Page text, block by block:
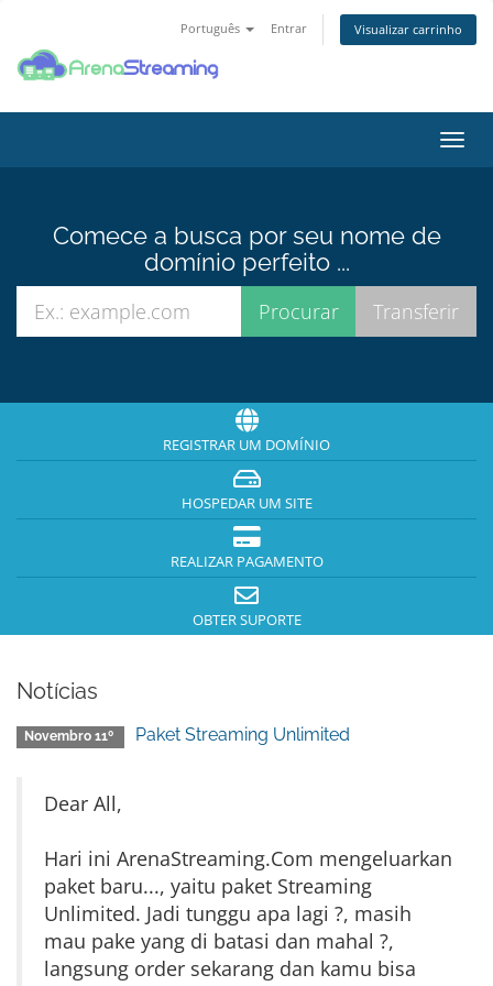
Português Entrar Visualizar carrinho
Comece a busca por seu nome de
domínio perfeito ...
REGISTRAR UM DOMÍNIO
HOSPEDAR UM SITE
REALIZAR PAGAMENTO
OBTER SUPORTE
Notícias
Novembro 11º Paket Streaming Unlimited
Dear All,
Hari ini ArenaStreaming.Com mengeluarkan
paket baru..., yaitu paket Streaming
Unlimited. Jadi tunggu apa lagi ?, masih
mau pake yang di batasi dan mahal ?,
langsung order sekarang dan kamu bisa